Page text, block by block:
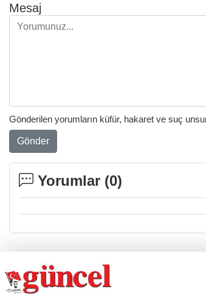
Mesaj
Gönderilen yorumların küfür, hakaret ve suç
Gönder
Yorumlar (0)